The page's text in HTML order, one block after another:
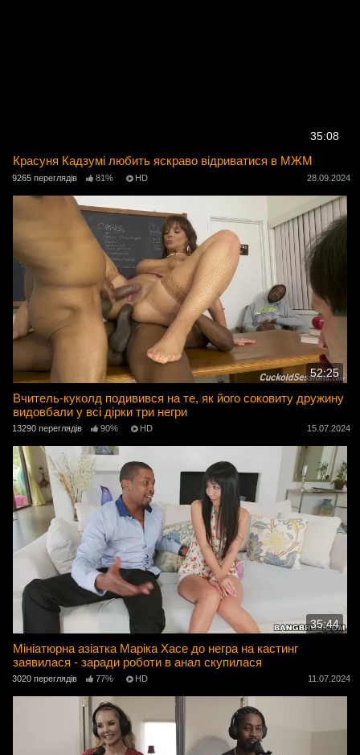
35:08
Красуня Кадзумі любить яскраво відриватися в МЖМ
9265 переглядів 81% HD 28.09.2024
52:25
Вчитель-куколд подивився на те, як його соковиту дружину
видовбали у всі дірки три негри
13290 переглядів 90% HD 15.07.2024
35:44
Мініатюрна азіатка Маріка Хасе до негра на кастинг
заявилася - заради роботи в анал скупилася
3020 переглядів 77% HD 11.07.2024